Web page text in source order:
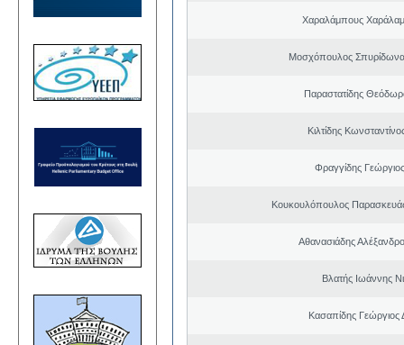
Χαραλάμπους
Μοσχόπουλος
Παραστατίδης
Κιλτίδης
Φραγγίδης
Κουκουλόπουλος
Αθανασιάδης
Βλατής Ιωάννης
Κασαπίδης Γεώργιος